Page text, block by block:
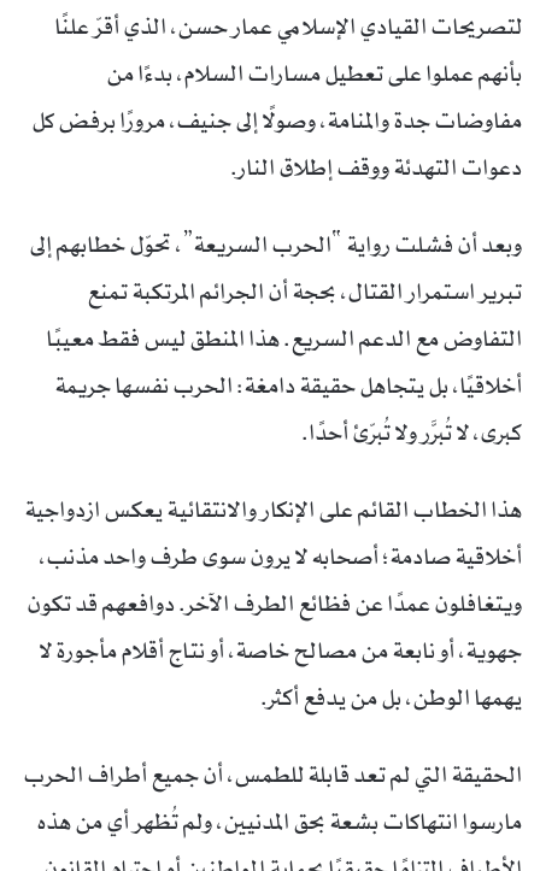
لتصريحات القيادي الإسلامي عمار حسن، الذي أقرّ علنًا
بأنهم عملوا على تعطيل مسارات السلام، بدءًا من
مفاوضات جدة والمنامة، وصولًا إلى جنيف، مرورًا برفض كل
دعوات التهدئة ووقف إطلاق النار.
وبعد أن فشلت رواية “الحرب السريعة”، تحوّل خطابهم إلى
تبرير استمرار القتال، بحجة أن الجرائم المرتكبة تمنع
التفاوض مع الدعم السريع. هذا المنطق ليس فقط معيبًا
أخلاقيًا، بل يتجاهل حقيقة دامغة: الحرب نفسها جريمة
كبرى، لا تُبرَّر ولا تُبرّئ أحدًا.
هذا الخطاب القائم على الإنكار والانتقائية يعكس ازدواجية
أخلاقية صادمة؛ أصحابه لا يرون سوى طرف واحد مذنب،
ويتغافلون عمدًا عن فظائع الطرف الآخر. دوافعهم قد تكون
جهوية، أو نابعة من مصالح خاصة، أو نتاج أقلام مأجورة لا
يهمها الوطن، بل من يدفع أكثر.
الحقيقة التي لم تعد قابلة للطمس، أن جميع أطراف الحرب
مارسوا انتهاكات بشعة بحق المدنيين، ولم تُظهر أي من هذه